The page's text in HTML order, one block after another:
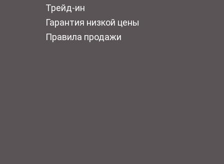
Трейд-ин
Гарантия низкой цены
Правила продажи